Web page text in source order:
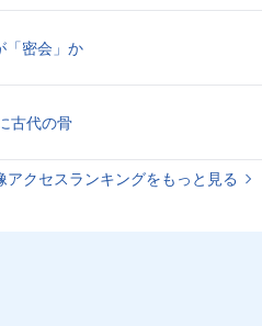
「密会」か
古代の骨
アクセスランキングをもっと見る